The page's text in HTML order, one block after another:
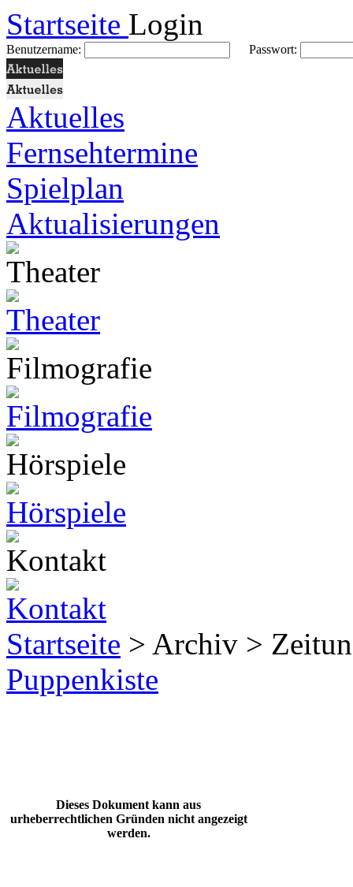
Startseite Login
Benutzername: Passwort:
Aktuelles
Fernsehtermine
Spielplan
Aktualisierungen
Startseite > Archiv >
Puppenkiste
Dieses Dokument kann aus
urheberrechtlichen Gründen nicht angezeigt
werden.